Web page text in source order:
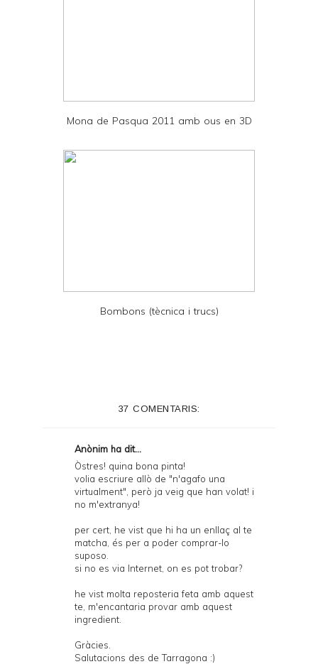
Mona de Pasqua 2011 amb ous en 3D
Bombons (tècnica i trucs)
37 COMENTARIS:
Anònim ha dit...
Òstres! quina bona pinta!
volia escriure allò de "n'agafo una
virtualment", però ja veig que han volat! i
no m'extranya!
per cert, he vist que hi ha un enllaç al te
matcha, és per a poder comprar-lo
suposo.
si no es via Internet, on es pot trobar?
he vist molta reposteria feta amb aquest
te, m'encantaria provar amb aquest
ingredient.
Gràcies.
Salutacions des de Tarragona :)